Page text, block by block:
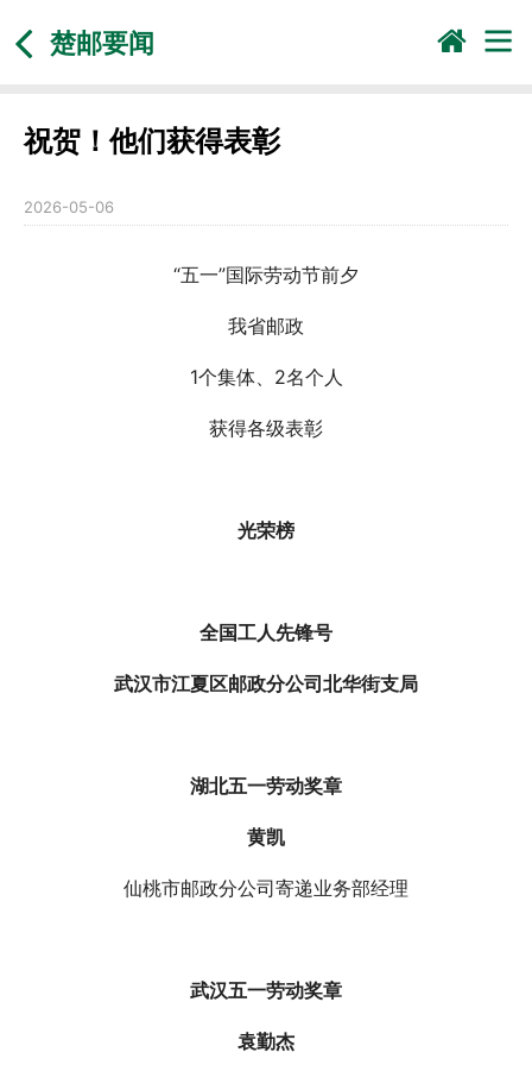
楚邮要闻
祝贺！他们获得表彰
2026-05-06
“五一”国际劳动节前夕
我省邮政
1个集体、2名个人
获得各级表彰
光荣榜
全国工人先锋号
武汉市江夏区邮政分公司北华街支局
湖北五一劳动奖章
黄凯
仙桃市邮政分公司寄递业务部经理
武汉五一劳动奖章
袁勤杰